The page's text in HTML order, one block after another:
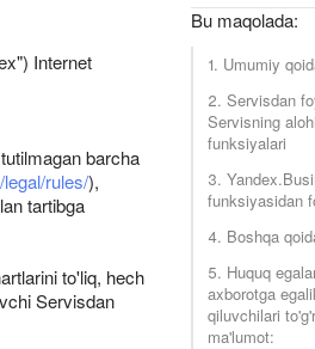
Bu maqolada:
1. Umumiy
2. Servisdan
Servisning
funksiyalari
3.
funksiyasidan
4. Boshqa
5. Huquq
axborotga
qiluvchilari
ma'lumot:
Internet
barcha
rules/),
tartibga
to'liq, hech
Servisdan